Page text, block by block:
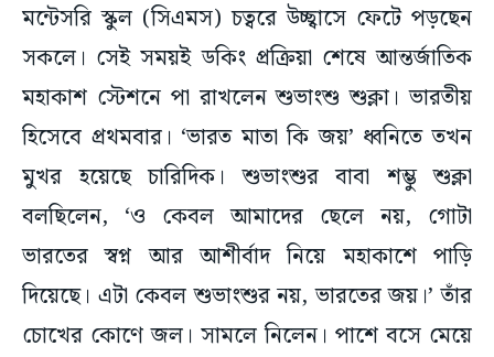
মন্টেসরি স্কুল (সিএমস) চত্বরে উচ্ছ্বাসে ফেটে পড়ছেন
সকলে। সেই সময়ই ডকিং প্রক্রিয়া শেষে আন্তর্জাতিক
মহাকাশ স্টেশনে পা রাখলেন শুভাংশু শুক্লা। ভারতীয়
হিসেবে প্রথমবার। ‘ভারত মাতা কি জয়’ ধ্বনিতে তখন
মুখর হয়েছে চারিদিক। শুভাংশুর বাবা শম্ভু শুক্লা
বলছিলেন, ‘ও কেবল আমাদের ছেলে নয়, গোটা
ভারতের স্বপ্ন আর আশীর্বাদ নিয়ে মহাকাশে পাড়ি
দিয়েছে। এটা কেবল শুভাংশুর নয়, ভারতের জয়।’ তাঁর
চোখের কোণে জল। সামলে নিলেন। পাশে বসে মেয়ে